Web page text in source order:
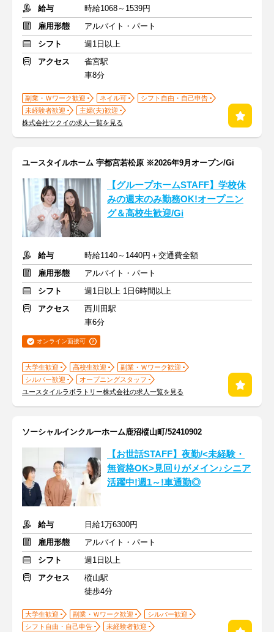
給与
時給1068～1539円
雇用形態
アルバイト・パート
シフト
週1日以上
アクセス
雀宮駅
車8分
副業・Ｗワーク歓迎 ネイル可
シフト自由・自己申告
未経験者歓迎
主婦(夫)歓迎
株式会社ツクイの求人一覧を見る
ユースタイルホーム 宇都宮若松原 ※2026年9月オープン/Gi
【グループホームSTAFF】学校休
みの週末のみ勤務OK!オープニン
グ＆高校生歓迎/Gi
給与
時給1140～1440円＋交通費全額
雇用形態
アルバイト・パート
シフト
週1日以上 1日6時間以上
アクセス
西川田駅
車6分
オンライン面接可
大学生歓迎 高校生歓迎
副業・Ｗワーク歓迎
シルバー歓迎
オープニングスタッフ
ユースタイルラボラトリー株式会社の求人一覧を見る
ソーシャルインクルーホーム鹿沼樅山町/52410902
【お世話STAFF】夜勤/<未経験・
無資格OK>見回りがメイン♪シニア
活躍中!週1～!車通勤◎
給与
日給1万6300円
雇用形態
アルバイト・パート
シフト
週1日以上
アクセス
樅山駅
徒歩4分
大学生歓迎 副業・Ｗワーク歓迎
シルバー歓迎
シフト自由・自己申告
未経験者歓迎